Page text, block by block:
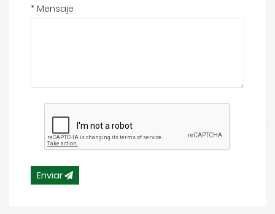
* Mensaje
Enviar